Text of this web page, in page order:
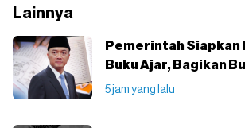
Lainnya
Pemerintah Siapkan
Buku Ajar, Bagikan
5 jam yang lalu